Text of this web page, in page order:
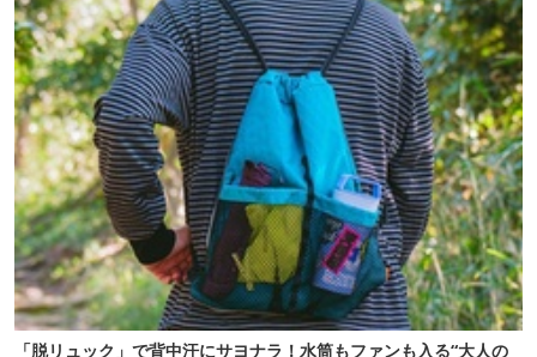
「脱リュック」で背中汗にサヨナラ！水筒もファンも入る“大人の